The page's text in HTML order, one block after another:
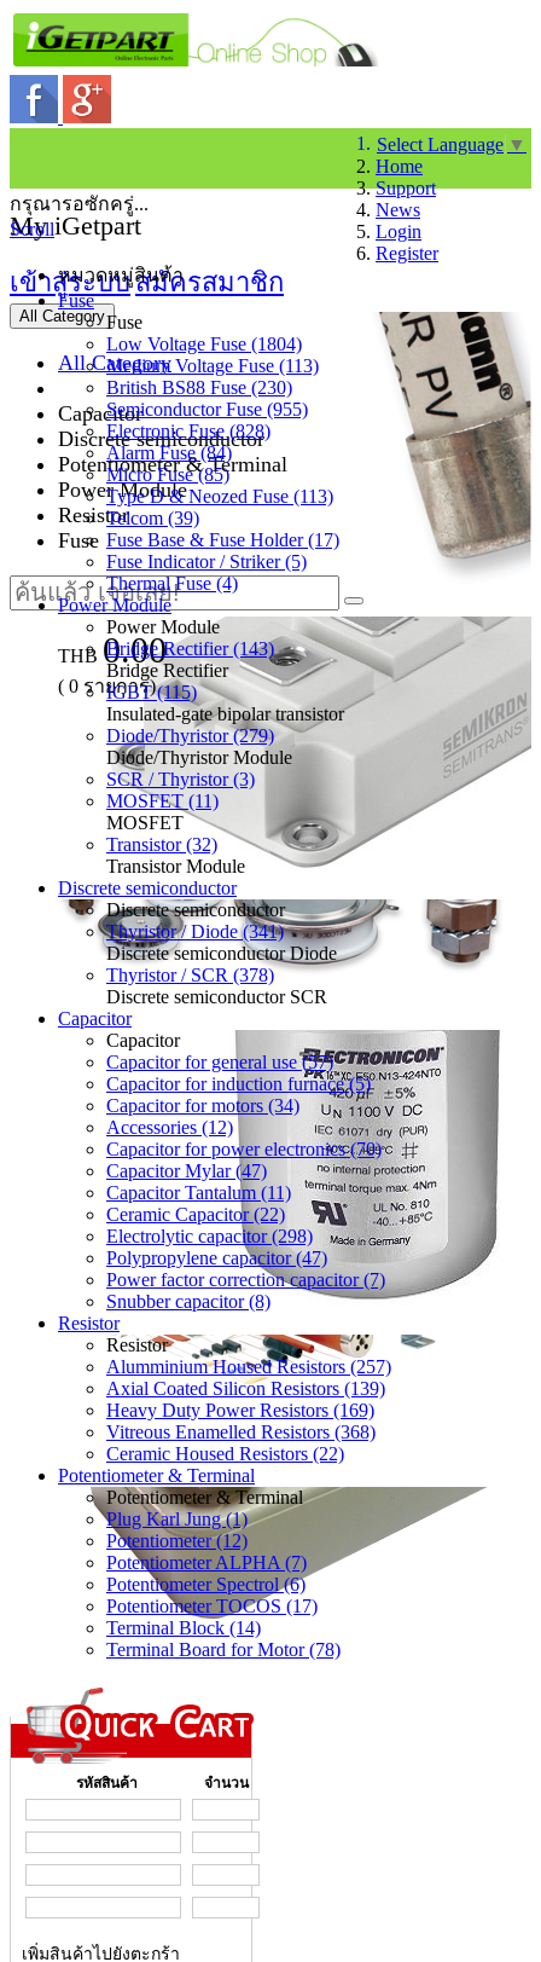
Select Language ▼
Home
Support
News
Login
Register
My iGetpart
เข้าสู่ระบบสมัครสมาชิก
All Category
All Category
Capacitor
Discrete semiconductor
Potentiometer & Terminal
Power Module
Resistor
Fuse
THB 0.00
( 0 รายการ)
กรุณารอซักครู่...
Scroll
หมวดหมู่สินค้า
Fuse
Fuse
Low Voltage Fuse (1804)
Medium Voltage Fuse (113)
British BS88 Fuse (230)
Semiconductor Fuse (955)
Electronic Fuse (828)
Alarm Fuse (84)
Micro Fuse (85)
Type D & Neozed Fuse (113)
Telcom (39)
Fuse Base & Fuse Holder (17)
Fuse Indicator / Striker (5)
Thermal Fuse (4)
Power Module
Power Module
Bridge Rectifier (143)
Bridge Rectifier
IGBT (115)
Insulated-gate bipolar transistor
Diode/Thyristor (279)
Diode/Thyristor Module
SCR / Thyristor (3)
MOSFET (11)
MOSFET
Transistor (32)
Transistor Module
Discrete semiconductor
Discrete semiconductor
Thyristor / Diode (341)
Discrete semiconductor Diode
Thyristor / SCR (378)
Discrete semiconductor SCR
Capacitor
Capacitor
Capacitor for general use (57)
Capacitor for induction furnace (5)
Capacitor for motors (34)
Accessories (12)
Capacitor for power electronics (70)
Capacitor Mylar (47)
Capacitor Tantalum (11)
Ceramic Capacitor (22)
Electrolytic capacitor (298)
Polypropylene capacitor (47)
Power factor correction capacitor (7)
Snubber capacitor (8)
Resistor
Resistor
Alumminium Housed Resistors (257)
Axial Coated Silicon Resistors (139)
Heavy Duty Power Resistors (169)
Vitreous Enamelled Resistors (368)
Ceramic Housed Resistors (22)
Potentiometer & Terminal
Potentiometer & Terminal
Plug Karl Jung (1)
Potentiometer (12)
Potentiometer ALPHA (7)
Potentiometer Spectrol (6)
Potentiometer TOCOS (17)
Terminal Block (14)
Terminal Board for Motor (78)
รหัสสินค้า จำนวน
เพิ่มสินค้าไปยังตะกร้า